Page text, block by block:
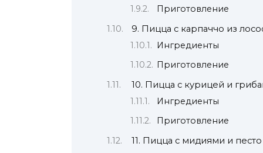
Приготовление
9. Пицца с карпаччо из
Ингредиенты
Приготовление
10. Пицца с курицей и
Ингредиенты
Приготовление
11. Пицца с мидиями и песто